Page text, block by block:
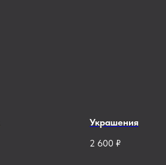
Украшения
2 600 ₽